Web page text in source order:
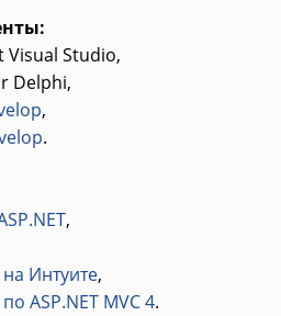
Studio,
Delphi,
,
.
,
Интуите,
ASP.NET MVC 4.